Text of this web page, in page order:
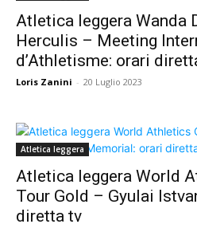
Atletica leggera Wanda
Herculis – Meeting
d’Athletisme: orari
Loris Zanini - 20 Luglio 2023
Atletica leggera
Atletica leggera World
Tour Gold – Gyulai
diretta tv